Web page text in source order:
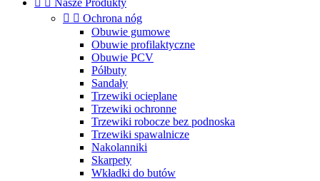
  Nasze Produkty
  Ochrona nóg
Obuwie gumowe
Obuwie profilaktyczne
Obuwie PCV
Półbuty
Sandały
Trzewiki ocieplane
Trzewiki ochronne
Trzewiki robocze bez podnoska
Trzewiki spawalnicze
Nakolanniki
Skarpety
Wkładki do butów